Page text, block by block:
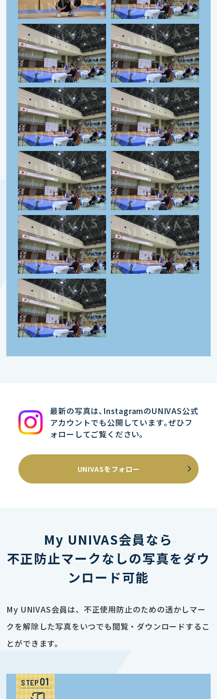
最新の写真は､InstagramのUNIVAS公式
アカウントでも公開しています｡ぜひフ
ォローしてご覧ください｡
UNIVASをフォロー
My UNIVAS会員なら
不正防止マークなしの写真をダウ
ンロード可能
My UNIVAS会員は、不正使用防止のための透かしマー
クを解除した写真をいつでも閲覧・ダウンロードするこ
とができます。
STEP